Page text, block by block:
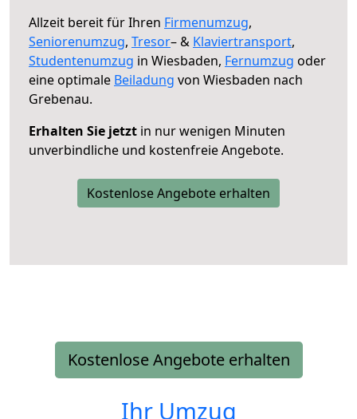
Allzeit bereit für Ihren Firmenumzug,
Seniorenumzug, Tresor– & Klaviertransport,
Studentenumzug in Wiesbaden, Fernumzug oder
eine optimale Beiladung von Wiesbaden nach
Grebenau.
Erhalten Sie jetzt in nur wenigen Minuten
unverbindliche und kostenfreie Angebote.
Kostenlose Angebote erhalten
Kostenlose Angebote erhalten
Ihr Umzug